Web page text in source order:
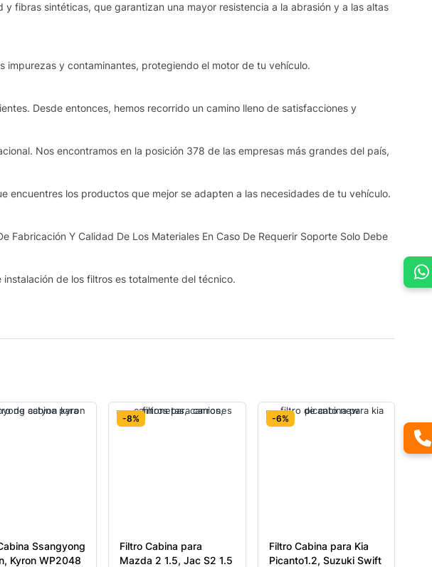
fibras sintéticas, que garantizan una mayor resistencia a la abrasión y a las altas
y contaminantes, protegiendo el motor de tu vehículo.
Desde entonces, hemos recorrido un camino lleno de satisfacciones y
Nos encontramos en la posición 378 de las empresas más grandes del país,
los productos que mejor se adapten a las necesidades de tu vehículo.
Y Calidad De Los Materiales En Caso De Requerir Soporte Solo Debe
de los filtros es totalmente del técnico.
Ssangyong
Kyron WP2048
-8%
Filtro Cabina para
Mazda 2 1.5, Jac S2 1.5
-6%
Filtro Cabina para Kia
Picanto1.2, Suzuki Swift